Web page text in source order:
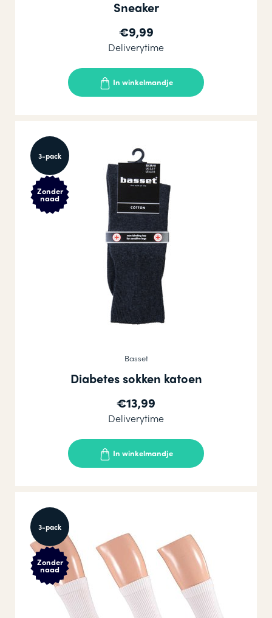
Sneaker
€9,99
Deliverytime
In winkelmandje
3-pack
Zonder
naad
Basset
Diabetes sokken katoen
€13,99
Deliverytime
In winkelmandje
3-pack
Zonder
naad